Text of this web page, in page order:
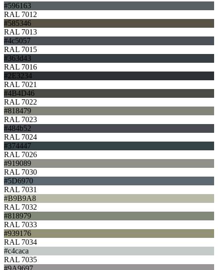
#596163
RAL 7012
#585346
RAL 7013
#4c5057
RAL 7015
#363d43
RAL 7016
#2E3234
RAL 7021
#4B4D46
RAL 7022
#818479
RAL 7023
#484b52
RAL 7024
#374447
RAL 7026
#919089
RAL 7030
#5D6970
RAL 7031
#B9B9A8
RAL 7032
#818979
RAL 7033
#939176
RAL 7034
#c4caca
RAL 7035
#9A9697